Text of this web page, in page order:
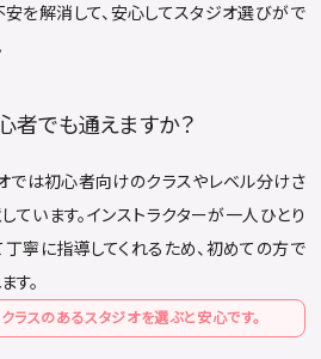
を解消して、安心してスタジオ選びがで
者でも通えますか？
では初心者向けのクラスやレベル分けさ
ています。インストラクターが一人ひとり
寧に指導してくれるため、初めての方で
す。
ラスのあるスタジオを選ぶと安心です。